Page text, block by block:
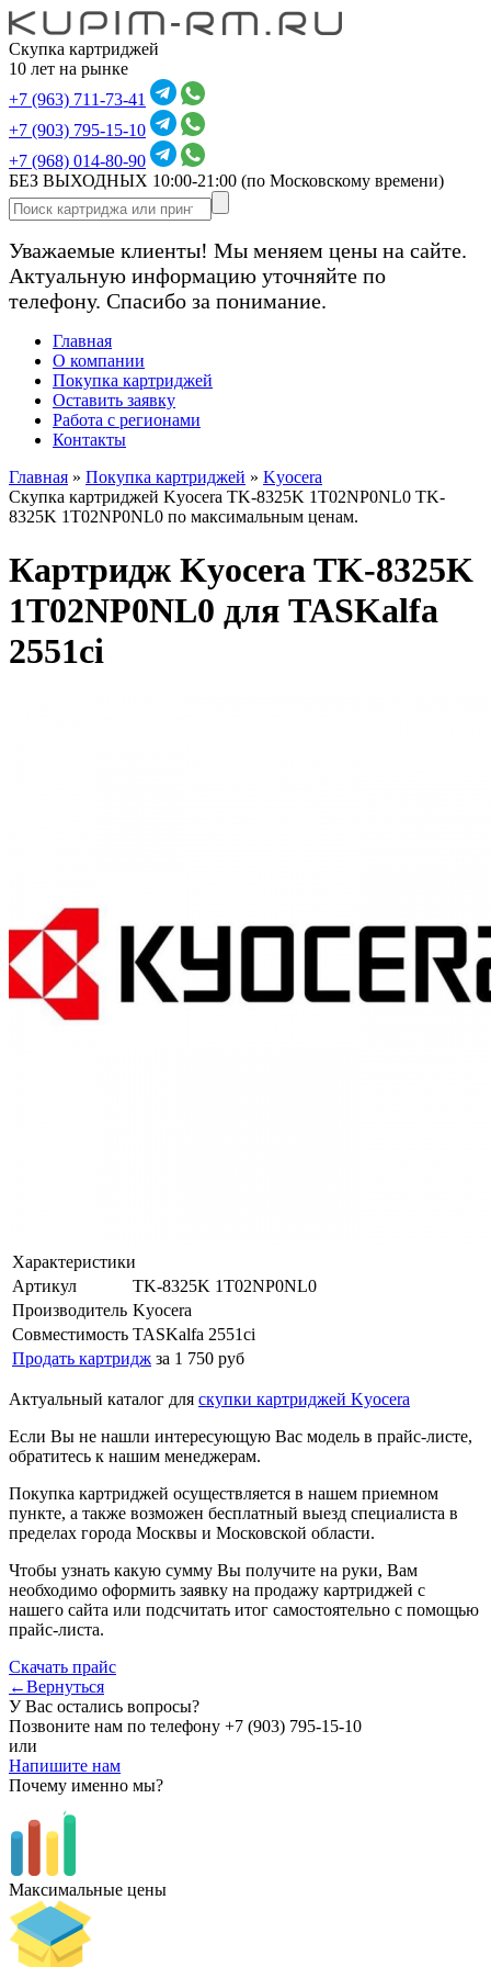
Скупка картриджей
10 лет на рынке
+7 (963) 711-73-41
+7 (903) 795-15-10
+7 (968) 014-80-90
БЕЗ ВЫХОДНЫХ 10:00-21:00 (по Московскому времени)
Уважаемые клиенты! Мы меняем цены на сайте.
Актуальную информацию уточняйте по
телефону. Спасибо за понимание.
Главная
О компании
Покупка картриджей
Оставить заявку
Работа с регионами
Контакты
Главная » Покупка картриджей » Kyocera
Скупка картриджей Kyocera TK-8325K 1T02NP0NL0 TK-
8325K 1T02NP0NL0 по максимальным ценам.
Картридж Kyocera TK-8325K
1T02NP0NL0 для TASKalfa
2551ci
Характеристики
Артикул
TK-8325K 1T02NP0NL0
Производитель Kyocera
Совместимость TASKalfa 2551ci
Продать картридж за 1 750 руб
Актуальный каталог для скупки картриджей Kyocera
Если Вы не нашли интересующую Вас модель в прайс-листе,
обратитесь к нашим менеджерам.
Покупка картриджей осуществляется в нашем приемном
пункте, а также возможен бесплатный выезд специалиста в
пределах города Москвы и Московской области.
Чтобы узнать какую сумму Вы получите на руки, Вам
необходимо оформить заявку на продажу картриджей с
нашего сайта или подсчитать итог самостоятельно с помощью
прайс-листа.
Скачать прайс
←Вернуться
У Вас остались вопросы?
Позвоните нам по телефону +7 (903) 795-15-10
или
Напишите нам
Почему именно мы?
Максимальные цены